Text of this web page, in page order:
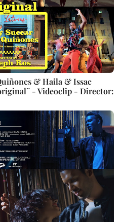
& Haila & Issac
- Videoclip - Director: